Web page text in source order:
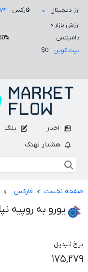
ارز دیجیتال ۰ فارکس
ارزش بازار ۰
دامیننس
بیت کوین
$0
اخبار بلاگ
هشدار نهنگ
صفحه نخست فارکس
یورو به روپیه
نرخ تبدیل
۱۷۵,۲۷۹